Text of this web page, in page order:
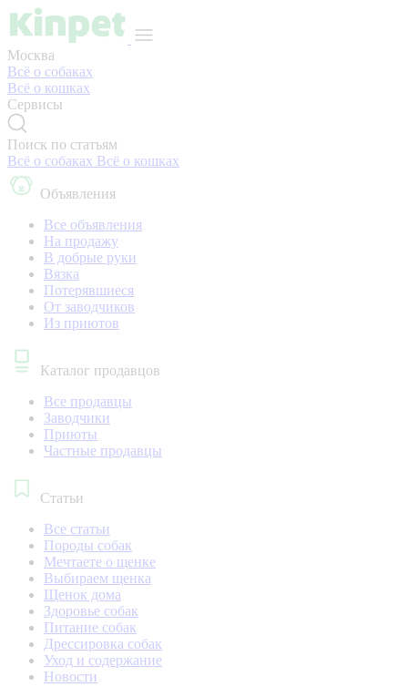
Москва
Всё о собаках
Всё о кошках
Сервисы
Поиск по статьям
Всё о собаках Всё о кошках
Объявления
Все объявления
На продажу
В добрые руки
Вязка
Потерявшиеся
От заводчиков
Из приютов
Каталог продавцов
Все продавцы
Заводчики
Приюты
Частные продавцы
Статьи
Все статьи
Породы собак
Мечтаете о щенке
Выбираем щенка
Щенок дома
Здоровье собак
Питание собак
Дрессировка собак
Уход и содержание
Новости